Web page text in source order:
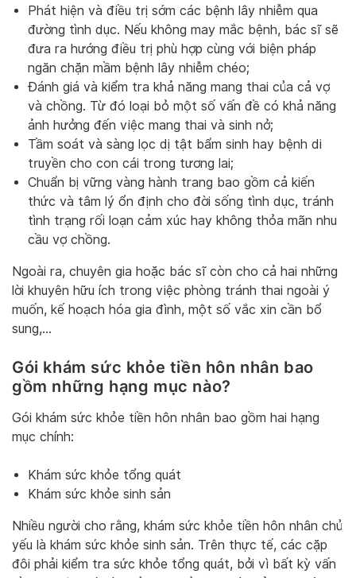
Phát hiện và điều trị sớm các bệnh lây nhiễm qua
đường tình dục. Nếu không may mắc bệnh, bác sĩ sẽ
đưa ra hướng điều trị phù hợp cùng với biện pháp
ngăn chặn mầm bệnh lây nhiễm chéo;
Đánh giá và kiểm tra khả năng mang thai của cả vợ
và chồng. Từ đó loại bỏ một số vấn đề có khả năng
ảnh hưởng đến việc mang thai và sinh nở;
Tầm soát và sàng lọc dị tật bẩm sinh hay bệnh di
truyền cho con cái trong tương lai;
Chuẩn bị vững vàng hành trang bao gồm cả kiến
thức và tâm lý ổn định cho đời sống tình dục, tránh
tình trạng rối loạn cảm xúc hay không thỏa mãn nhu
cầu vợ chồng.
Ngoài ra, chuyên gia hoặc bác sĩ còn cho cả hai những
lời khuyên hữu ích trong việc phòng tránh thai ngoài ý
muốn, kế hoạch hóa gia đình, một số vắc xin cần bổ
sung,…
Gói khám sức khỏe tiền hôn nhân bao
gồm những hạng mục nào?
Gói khám sức khỏe tiền hôn nhân bao gồm hai hạng
mục chính:
Khám sức khỏe tổng quát
Khám sức khỏe sinh sản
Nhiều người cho rằng, khám sức khỏe tiền hôn nhân chủ
yếu là khám sức khỏe sinh sản. Trên thực tế, các cặp
đôi phải kiểm tra sức khỏe tổng quát, bởi vì bất kỳ vấn